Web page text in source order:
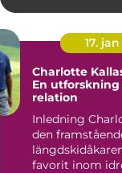
17. jan
Charlotte
En utforskning
relation
Inledning
den
favorit inom